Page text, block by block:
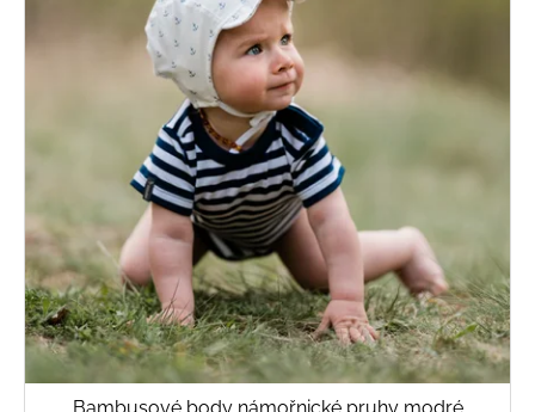
Bambusové body námořnické pruhy modré